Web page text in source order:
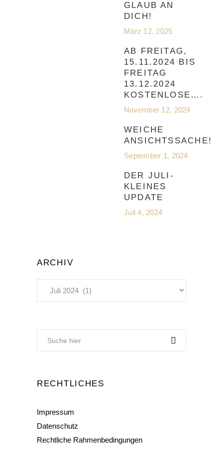
GLAUB AN
DICH!
März 12, 2025
AB FREITAG,
15.11.2024 BIS
FREITAG
13.12.2024
KOSTENLOSE….
November 12, 2024
WEICHE
ANSICHTSSACHE!
September 1, 2024
DER JULI-
KLEINES
UPDATE
Juli 4, 2024
ARCHIV
Archiv
RECHTLICHES
Impressum
Datenschutz
Rechtliche Rahmenbedingungen